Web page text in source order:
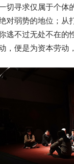
切寻求仅属于个
对弱势的地位；
逃不过无处不在
，便是为资本劳动